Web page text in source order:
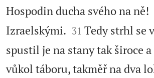
Hospodin ducha svého na ně!
Izraelskými.
31 Tedy strhl se
spustil je na stany tak široce
vůkol táboru, takměř na dva